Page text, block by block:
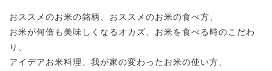
おススメのお米の銘柄、おススメのお米の食べ方、
お米が何倍も美味しくなるオカズ、お米を食べる時のこだわ
り、
アイデアお米料理、我が家の変わったお米の使い方、